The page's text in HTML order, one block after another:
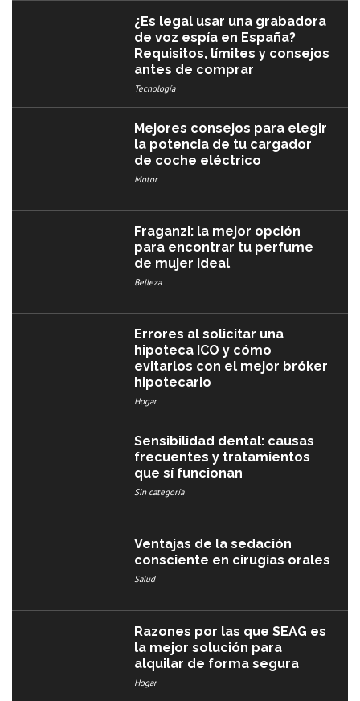
¿Es legal usar una grabadora
de voz espía en España?
Requisitos, límites y consejos
antes de comprar
Tecnología
Mejores consejos para elegir
la potencia de tu cargador
de coche eléctrico
Motor
Fraganzi: la mejor opción
para encontrar tu perfume
de mujer ideal
Belleza
Errores al solicitar una
hipoteca ICO y cómo
evitarlos con el mejor bróker
hipotecario
Hogar
Sensibilidad dental: causas
frecuentes y tratamientos
que sí funcionan
Sin categoría
Ventajas de la sedación
consciente en cirugías orales
Salud
Razones por las que SEAG es
la mejor solución para
alquilar de forma segura
Hogar